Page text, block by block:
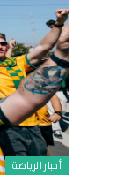
أخبار الرياضة